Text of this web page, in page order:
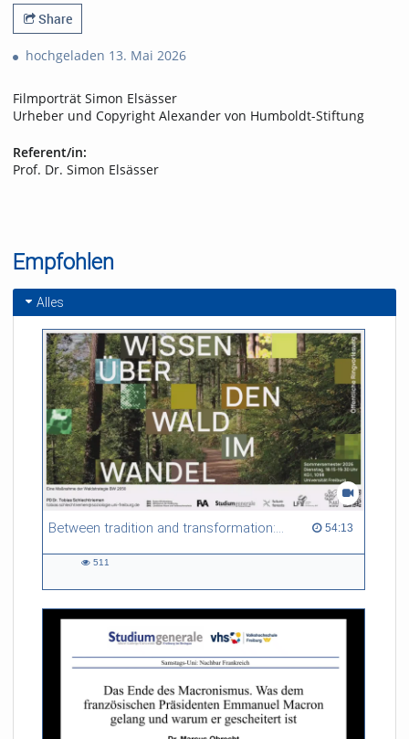
Share
hochgeladen 13. Mai 2026
Filmporträt Simon Elsässer
Urheber und Copyright Alexander von Humboldt-Stiftung
Referent/in:
Prof. Dr. Simon Elsässer
Empfohlen
Alles
Between tradition and transformation: how owners, advisers and institutions co-create knowledge for resilient forests in Europe 54:13
54:13 duration
511